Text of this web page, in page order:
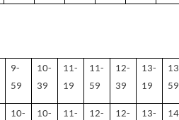
9-
59
10-
39
11-
19
11-
59
12-
39
13-
19
59
10-
10-
11-
12-
12-
13-